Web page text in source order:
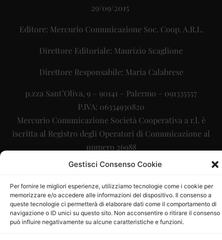
Gestisci Consenso Cookie
Per fornire le migliori esperienze, utilizziamo tecnologie come i cookie per
memorizzare e/o accedere alle informazioni del dispositivo. Il consenso a
queste tecnologie ci permetterà di elaborare dati come il comportamento di
navigazione o ID unici su questo sito. Non acconsentire o ritirare il consenso
può influire negativamente su alcune caratteristiche e funzioni.
29/09/2015
Editore: Mercurio Comunicazione Soc. Coop. A.R.L.
Direttore Editoriale: Maurizio Scaglione
Direttore Responsabile: Maria Calabrese
p.zza Sant’Oliva, 9 – 90141 – Palermo – 091335557
P.IVA: 06334930820
Mercurio Comunicazione Società Cooperativa a r.l. è
iscritta al Registro degli Operatori di Comunicazione al
numero 26988
Sito gestito daLa Digitale srl– info@ladigitale.it